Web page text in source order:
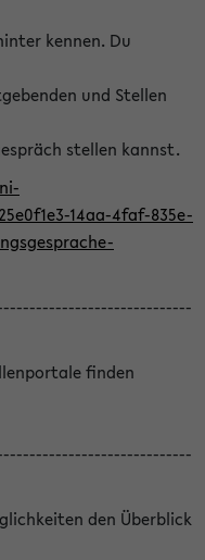
kennen. Du
und Stellen
stellen kannst.
14aa-4faf-835e-
finden
den Überblick